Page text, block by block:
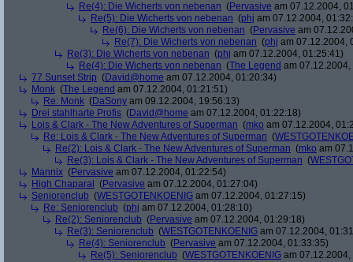
Re(4): Die Wicherts von nebenan (Pervasive am 07.12.2004,
Re(5): Die Wicherts von nebenan (phj am 07.12.2004,
Re(6): Die Wicherts von nebenan (Pervasive am
Re(7): Die Wicherts von nebenan (phj am 07.12.2004,
Re(3): Die Wicherts von nebenan (phj am 07.12.2004, 01:25:41)
Re(4): Die Wicherts von nebenan (The Legend am
77 Sunset Strip (David@home am 07.12.2004, 01:20:34)
Monk (The Legend am 07.12.2004, 01:21:51)
Re: Monk (DaSony am 09.12.2004, 19:56:13)
Drei stahlharte Profis (David@home am 07.12.2004, 01:22:18)
Lois & Clark - The New Adventures of Superman (mko am 07.12.2004,
Re: Lois & Clark - The New Adventures of Superman (
Re(2): Lois & Clark - The New Adventures of Superman (mko am
Re(3): Lois & Clark - The New Adventures of Superman (
Mannix (Pervasive am 07.12.2004, 01:22:54)
High Chaparal
(Pervasive am 07.12.2004, 01:27:04)
Seniorenclub (WESTGOTENKOENIG am 07.12.2004, 01:27:15)
Re: Seniorenclub (phj am 07.12.2004, 01:28:10)
Re(2): Seniorenclub (Pervasive am 07.12.2004, 01:29:18)
Re(3): Seniorenclub (WESTGOTENKOENIG am 07.12.2004,
Re(4): Seniorenclub (Pervasive am 07.12.2004, 01:33:35)
Re(5): Seniorenclub (WESTGOTENKOENIG am